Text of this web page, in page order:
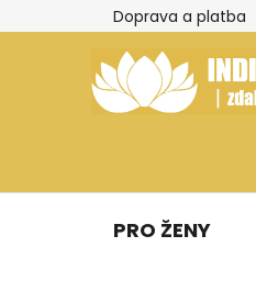
na
Doprava a platba
PRO ŽENY